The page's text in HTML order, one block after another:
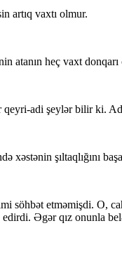
artıq vaxtı olmur.
atanın heç vaxt
adi şeylər bilir ki.
xəstənin şıltaqlığını
etməmişdi. O,
Əgər qız onunla